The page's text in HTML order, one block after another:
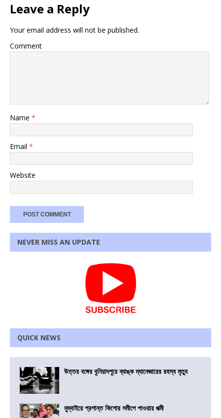
Leave a Reply
Your email address will not be published.
Comment
Name *
Email *
Website
NEVER MISS AN UPDATE
QUICK NEWS
উত্তর বঙ্গের বুনিয়াদপুরে ব্যাঙ্ক ম্যানেজারের রহস্য মৃত্যু
মুম্বাইয়ে প্রশান্ত কিশোর সমীপে পাওয়ার পত্মী